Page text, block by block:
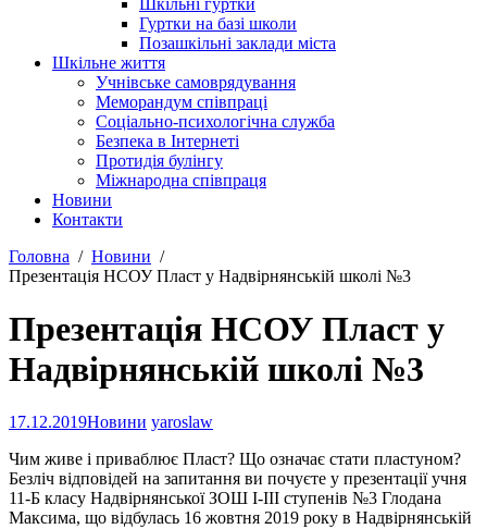
Гуртки на базі школи
Позашкільні заклади міста
Шкільне життя
Учнівське самоврядування
Меморандум співпраці
Соціально-психологічна служба
Безпека в Інтернеті
Протидія булінгу
Міжнародна співпраця
Новини
Контакти
Головна
Новини
Презентація НСОУ Пласт у Надвірнянській школі №3
Презентація НСОУ Пласт у
Надвірнянській школі №3
17.12.2019Новини yaroslaw
Чим живе і приваблює Пласт? Що означає стати пластуном?
Безліч відповідей на запитання ви почуєте у презентації учня
11-Б класу Надвірнянської ЗОШ І-ІІІ ступенів №3 Глодана
Максима, що відбулась 16 жовтня 2019 року в Надвірнянській